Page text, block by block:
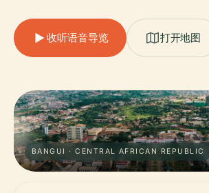
收听语音导览 打开地图
BANGUI · CENTRAL AFRICAN REPUBLIC